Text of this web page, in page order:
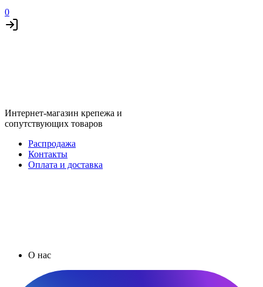
0
Интернет-магазин крепежа и
сопутствующих товаров
Распродажа
Контакты
Оплата и доставка
О нас